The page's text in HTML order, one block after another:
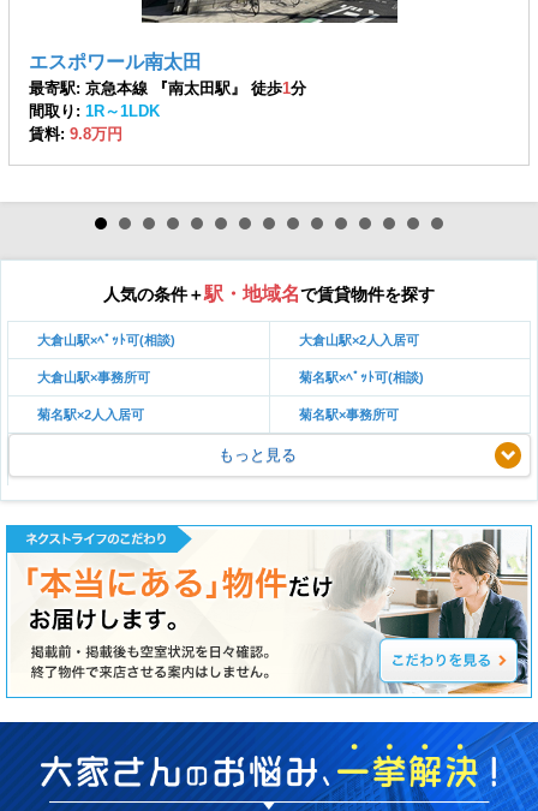
エスポワール南太田
最寄駅: 京急本線 『南太田駅』 徒歩1分
間取り: 1R～1LDK
賃料: 9.8万円
人気の条件＋駅・地域名で賃貸物件を探す
大倉山駅×ﾍﾟｯﾄ可(相談) 大倉山駅×2人入居可
大倉山駅×事務所可 菊名駅×ﾍﾟｯﾄ可(相談)
菊名駅×2人入居可 菊名駅×事務所可
もっと見る